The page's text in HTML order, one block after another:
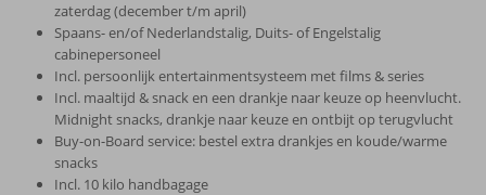
zaterdag (december t/m april)
Spaans- en/of Nederlandstalig, Duits- of Engelstalig
cabinepersoneel
Incl. persoonlijk entertainmentsysteem met films & series
Incl. maaltijd & snack en een drankje naar keuze op heenvlucht.
Midnight snacks, drankje naar keuze en ontbijt op terugvlucht
Buy-on-Board service: bestel extra drankjes en koude/warme
snacks
Incl. 10 kilo handbagage